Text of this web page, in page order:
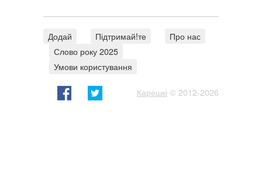
Додай Підтримай!те
Про нас
Слово року 2025
Умови користування
Карешкі © 2012-2026